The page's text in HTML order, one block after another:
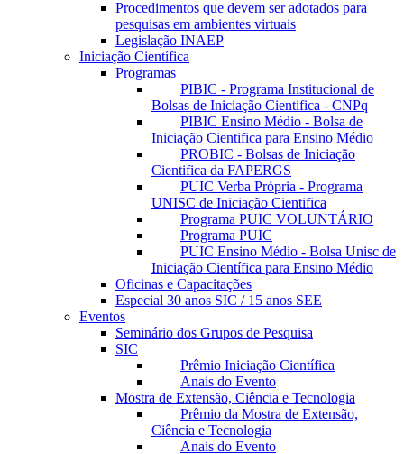
Procedimentos que devem ser adotados para
pesquisas em ambientes virtuais
Legislação INAEP
Iniciação Científica
Programas
PIBIC - Programa Institucional de
Bolsas de Iniciação Cientifica - CNPq
PIBIC Ensino Médio - Bolsa de
Iniciação Cientifica para Ensino Médio
PROBIC - Bolsas de Iniciação
Cientifica da FAPERGS
PUIC Verba Própria - Programa
UNISC de Iniciação Cientifica
Programa PUIC VOLUNTÁRIO
Programa PUIC
PUIC Ensino Médio - Bolsa Unisc de
Iniciação Científica para Ensino Médio
Oficinas e Capacitações
Especial 30 anos SIC / 15 anos SEE
Eventos
Seminário dos Grupos de Pesquisa
SIC
Prêmio Iniciação Científica
Anais do Evento
Mostra de Extensão, Ciência e Tecnologia
Prêmio da Mostra de Extensão,
Ciência e Tecnologia
Anais do Evento